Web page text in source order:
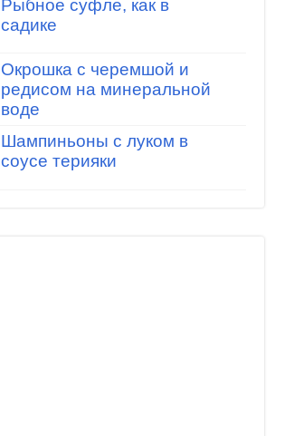
Рыбное суфле, как в
садике
Окрошка с черемшой и
редисом на минеральной
воде
Шампиньоны с луком в
соусе терияки